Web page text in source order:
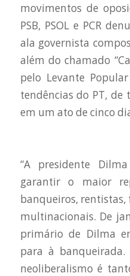
movimentos de
PSB, PSOL e PCR
ala governista
além do chamado
pelo Levante
tendências do PT, de
em um ato de cinco
“A presidente
garantir o maior
banqueiros, rentistas,
multinacionais. De
primário de Dilma
para à
neoliberalismo é